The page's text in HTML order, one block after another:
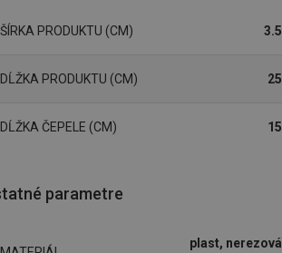
ŠÍRKA PRODUKTU (CM) 3.5
DĹŽKA PRODUKTU (CM) 25
DĹŽKA ČEPELE (CM) 15
parametre
plast, nerezová